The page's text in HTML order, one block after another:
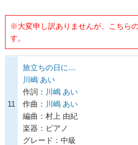
※大変申し訳ありませんが、こちら
す。
11
旅立ちの日に…
川嶋 あい
作詞： 川嶋 あい
作曲： 川嶋 あい
編曲：村上 由紀
楽器：ピアノ
グレード：中級